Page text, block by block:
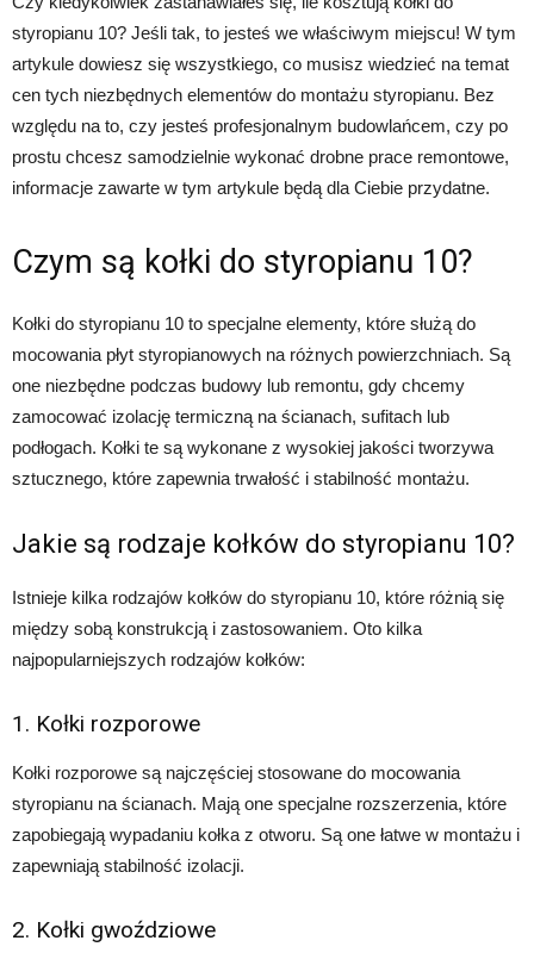
styropianu 10? Jeśli tak, to jesteś we właściwym miejscu! W tym
artykule dowiesz się wszystkiego, co musisz wiedzieć na temat
cen tych niezbędnych elementów do montażu styropianu. Bez
względu na to, czy jesteś profesjonalnym budowlańcem, czy po
prostu chcesz samodzielnie wykonać drobne prace remontowe,
informacje zawarte w tym artykule będą dla Ciebie przydatne.
Czym są kołki do styropianu 10?
Kołki do styropianu 10 to specjalne elementy, które służą do
mocowania płyt styropianowych na różnych powierzchniach. Są
one niezbędne podczas budowy lub remontu, gdy chcemy
zamocować izolację termiczną na ścianach, sufitach lub
podłogach. Kołki te są wykonane z wysokiej jakości tworzywa
sztucznego, które zapewnia trwałość i stabilność montażu.
Jakie są rodzaje kołków do styropianu 10?
Istnieje kilka rodzajów kołków do styropianu 10, które różnią się
między sobą konstrukcją i zastosowaniem. Oto kilka
najpopularniejszych rodzajów kołków:
1. Kołki rozporowe
Kołki rozporowe są najczęściej stosowane do mocowania
styropianu na ścianach. Mają one specjalne rozszerzenia, które
zapobiegają wypadaniu kołka z otworu. Są one łatwe w montażu i
zapewniają stabilność izolacji.
2. Kołki gwoździowe